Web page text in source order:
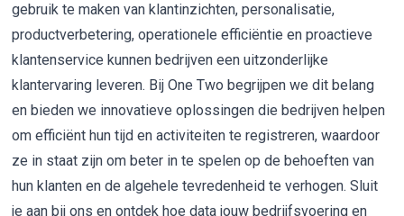
gebruik te maken van klantinzichten, personalisatie,
productverbetering, operationele efficiëntie en proactieve
klantenservice kunnen bedrijven een uitzonderlijke
klantervaring leveren. Bij One Two begrijpen we dit belang
en bieden we innovatieve oplossingen die bedrijven helpen
om efficiënt hun tijd en activiteiten te registreren, waardoor
ze in staat zijn om beter in te spelen op de behoeften van
hun klanten en de algehele tevredenheid te verhogen. Sluit
je aan bij ons en ontdek hoe data jouw bedrijfsvoering en